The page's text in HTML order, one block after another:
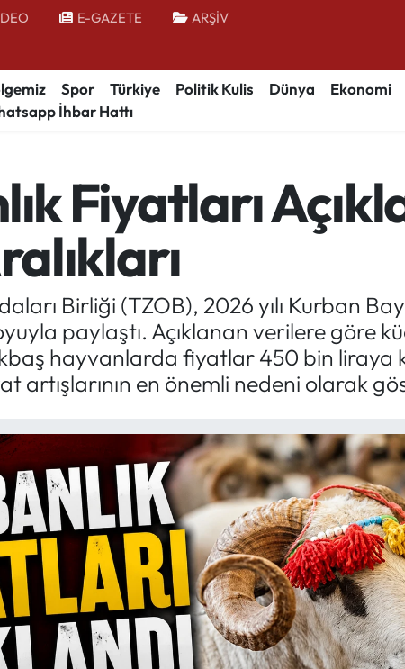
E-GAZETE ARŞİV
Spor Türkiye Politik Kulis Dünya Ekonomi
İhbar Hattı
Fiyatları
Birliği (TZOB), 2026 yılı Kurban
paylaştı. Açıklanan verilere göre
hayvanlarda fiyatlar 450 bin liraya
artışlarının en önemli nedeni olarak